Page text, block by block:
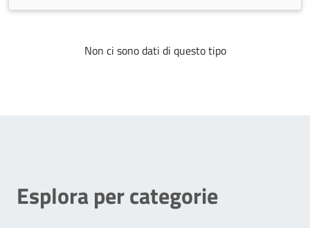
Non ci sono dati di questo tipo
Esplora per categorie